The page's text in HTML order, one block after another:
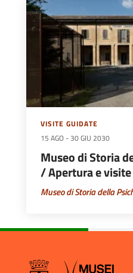
VISITE GUIDATE
15 AGO -30 GIU 2030
Museo di Storia
/ Apertura e
Museo di Storia della